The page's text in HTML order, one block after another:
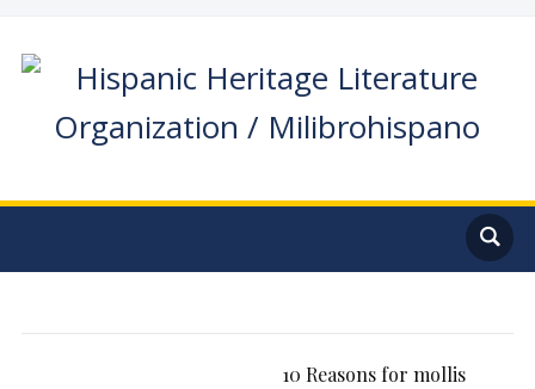
10 Reasons for mollis